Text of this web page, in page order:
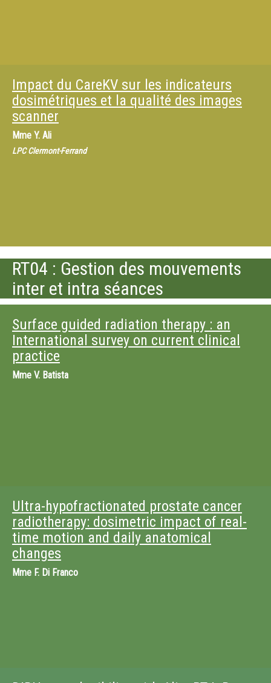
Impact du CareKV sur les indicateurs
dosimétriques et la qualité des images
scanner
Mme Y. Ali
LPC Clermont-Ferrand
RT04 : Gestion des mouvements
inter et intra séances
Surface guided radiation therapy : an
International survey on current clinical
practice
Mme V. Batista
Ultra-hypofractionated prostate cancer
radiotherapy: dosimetric impact of real-
time motion and daily anatomical
changes
Mme F. Di Franco